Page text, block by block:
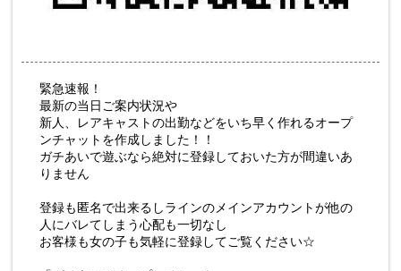
緊急速報！
最新の当日ご案内状況や
新人、レアキャストの出勤などをいち早く作れるオープ
ンチャットを作成しました！！
ガチあいで遊ぶなら絶対に登録しておいた方が間違いあ
りません
登録も匿名で出来るしラインのメインアカウントが他の
人にバレてしまう心配も一切なし
お客様も女の子も気軽に登録してご覧ください☆